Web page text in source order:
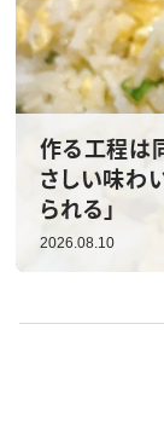
作る工程は
さしい味わ
られる」
2026.08.10